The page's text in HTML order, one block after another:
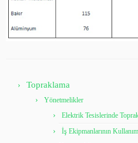
Topraklama
Yönetmelikler
Elektrik Tesislerinde
İş Ekipmanlarının